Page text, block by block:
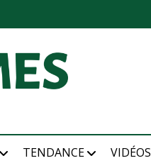
TENDANCE VIDÉOS